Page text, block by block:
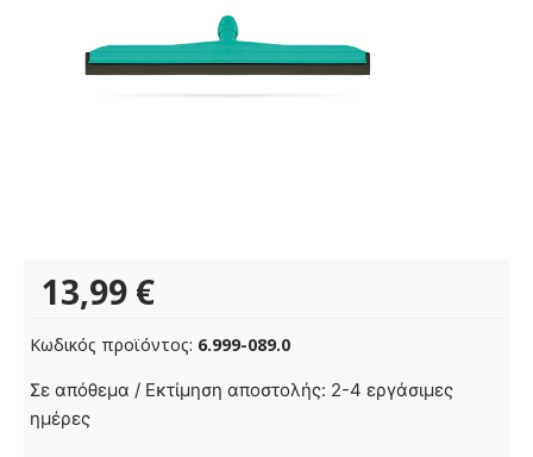
13,99 €
Κωδικός προϊόντος: 6.999-089.0
Σε απόθεμα / Εκτίμηση αποστολής: 2-4 εργάσιμες
ημέρες
Μάκτρο
από